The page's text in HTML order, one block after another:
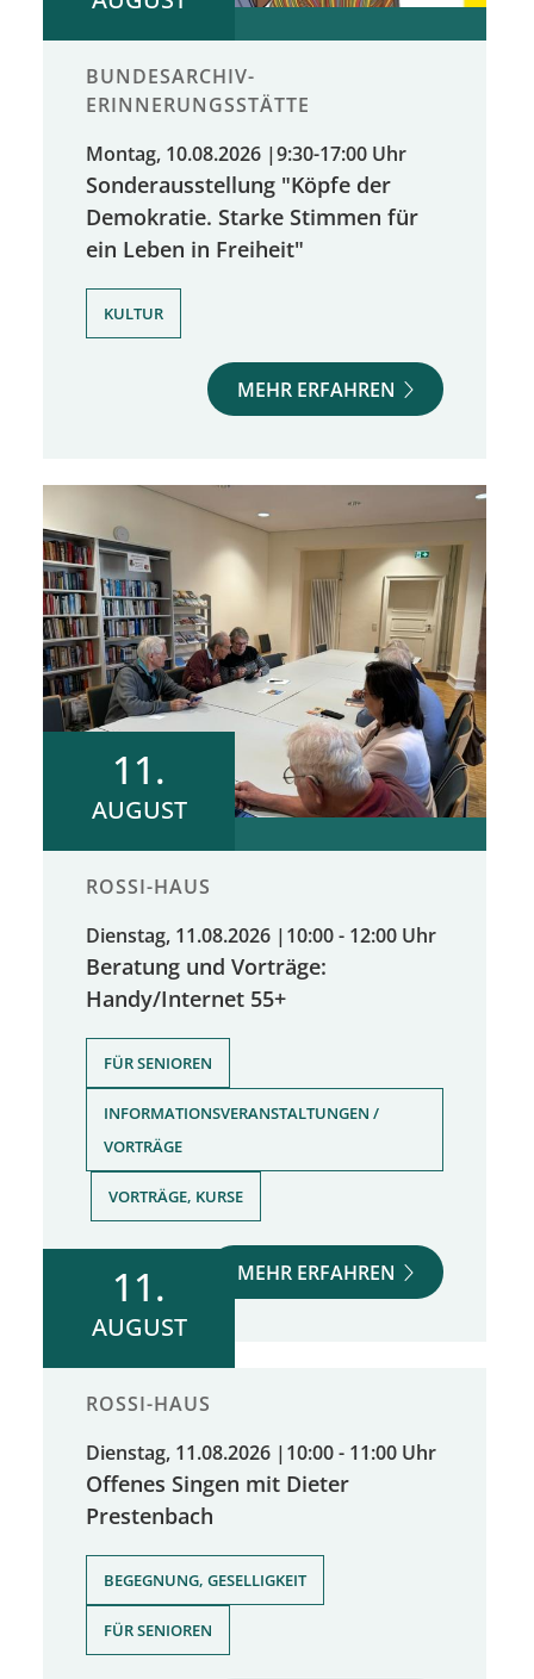
BUNDESARCHIV-
ERINNERUNGSSTÄTTE
Montag, 10.08.2026 |9:30-17:00 Uhr
Sonderausstellung "Köpfe der
Demokratie. Starke Stimmen für
ein Leben in Freiheit"
KULTUR
MEHR ERFAHREN
11.
AUGUST
ROSSI-HAUS
Dienstag, 11.08.2026 | 10:00 - 12:00 Uhr
Beratung und Vorträge:
Handy/Internet 55+
FÜR SENIOREN
INFORMATIONSVERANSTALTUNGEN /
VORTRÄGE
VORTRÄGE, KURSE
MEHR ERFAHREN
11.
AUGUST
ROSSI-HAUS
Dienstag, 11.08.2026 | 10:00 - 11:00 Uhr
Offenes Singen mit Dieter
Prestenbach
BEGEGNUNG, GESELLIGKEIT
FÜR SENIOREN